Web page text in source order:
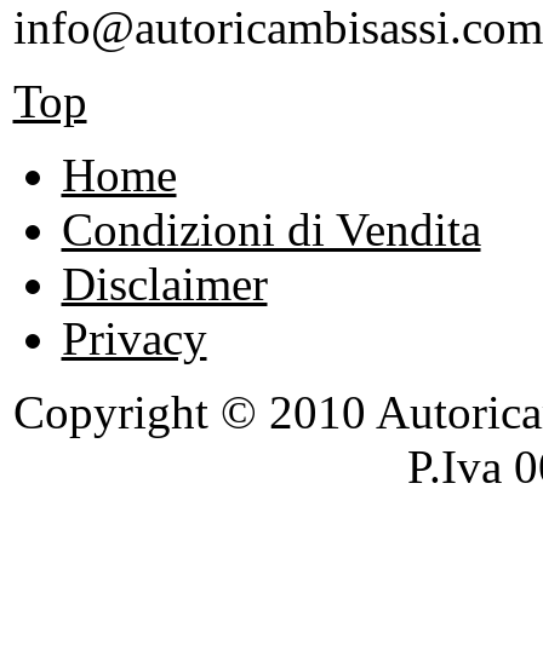
info@autoricambisassi.com
Top
Home
Condizioni di Vendita
Disclaimer
Privacy
Copyright © 2010
P.Iva